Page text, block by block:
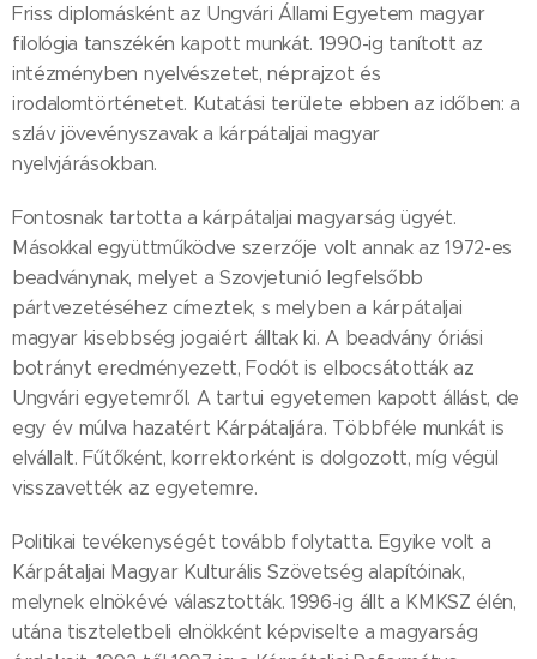
Friss diplomásként az Ungvári Állami Egyetem magyar
filológia tanszékén kapott munkát. 1990-ig tanított az
intézményben nyelvészetet, néprajzot és
irodalomtörténetet. Kutatási területe ebben az időben: a
szláv jövevényszavak a kárpátaljai magyar
nyelvjárásokban.
Fontosnak tartotta a kárpátaljai magyarság ügyét.
Másokkal együttműködve szerzője volt annak az 1972-es
beadványnak, melyet a Szovjetunió legfelsőbb
pártvezetéséhez címeztek, s melyben a kárpátaljai
magyar kisebbség jogaiért álltak ki. A beadvány óriási
botrányt eredményezett, Fodót is elbocsátották az
Ungvári egyetemről. A tartui egyetemen kapott állást, de
egy év múlva hazatért Kárpátaljára. Többféle munkát is
elvállalt. Fűtőként, korrektorként is dolgozott, míg végül
visszavették az egyetemre.
Politikai tevékenységét tovább folytatta. Egyike volt a
Kárpátaljai Magyar Kulturális Szövetség alapítóinak,
melynek elnökévé választották. 1996-ig állt a KMKSZ élén,
utána tiszteletbeli elnökként képviselte a magyarság